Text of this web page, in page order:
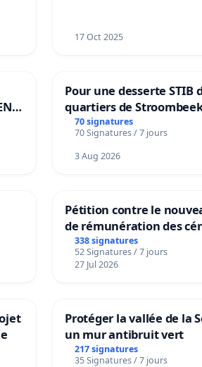
17 Oct 2025
Pour une desserte STIB
quartiers de
Beauval - Voor een MIVB-
bediening van de wijken
Strombeek en Het Voor
70 signatures
70 Signatures / 7 jours
3 Aug 2026
Pétition contre le
de rémunération des
panifiables de Swiss
sur la teneur en protéines
338 signatures
52 Signatures / 7 jours
27 Jul 2026
Protéger la vallée de la
un mur antibruit vert
217 signatures
35 Signatures / 7 jours